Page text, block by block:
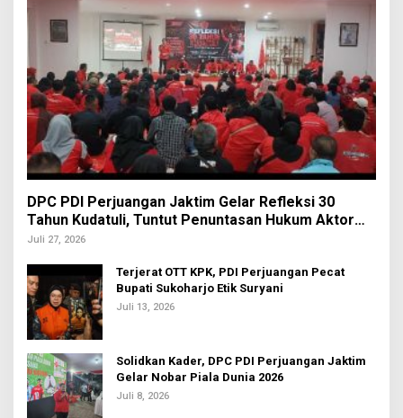
DPC PDI Perjuangan Jaktim Gelar Refleksi 30
Tahun Kudatuli, Tuntut Penuntasan Hukum Aktor
Intelektual
Juli 27, 2026
Terjerat OTT KPK, PDI Perjuangan Pecat
Bupati Sukoharjo Etik Suryani
Juli 13, 2026
Solidkan Kader, DPC PDI Perjuangan Jaktim
Gelar Nobar Piala Dunia 2026
Juli 8, 2026